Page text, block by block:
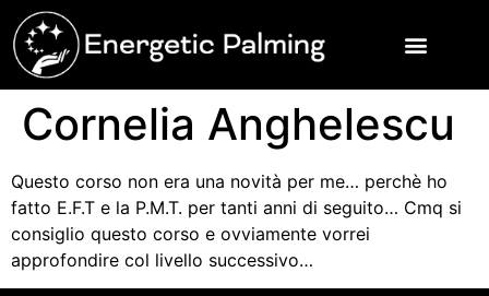
Cornelia Anghelescu
Questo corso non era una novità per me… perchè ho
fatto E.F.T e la P.M.T. per tanti anni di seguito… Cmq si
consiglio questo corso e ovviamente vorrei
approfondire col livello successivo…